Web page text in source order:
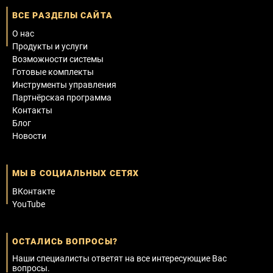
ВСЕ РАЗДЕЛЫ САЙТА
О нас
Продукты и услуги
Возможности системы
Готовые комплекты
Инструменты управления
Партнёрская программа
Контакты
Блог
Новости
МЫ В СОЦИАЛЬНЫХ СЕТЯХ
ВКонтакте
YouTube
ОСТАЛИСЬ ВОПРОСЫ?
Наши специалисты ответят на все интересующие Вас
вопросы.